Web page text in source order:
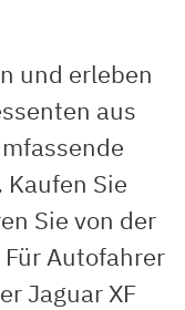
und erleben
aus
Sie
Sie von der
Autofahrer
Jaguar XF